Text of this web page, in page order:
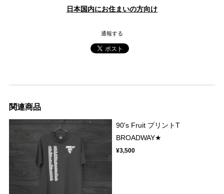
日本国内にお住まいの方向け
通報する
関連商品
90's Fruit プリントT
BROADWAY★
¥3,500